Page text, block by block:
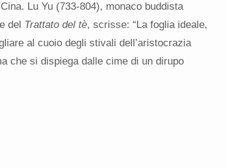
Lu Yu (733-804), monaco buddista
del Trattato del tè, scrisse: “La foglia ideale,
al cuoio degli stivali dell’aristocrazia
che si dispiega dalle cime di un dirupo